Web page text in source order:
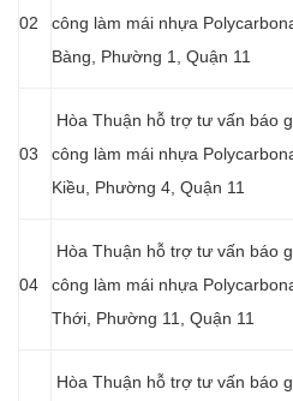
02
công làm mái nhựa
Bàng, Phường 1, Quận 11
03
Hòa Thuận hỗ trợ tư vấn báo
công làm mái nhựa
Kiều, Phường 4, Quận 11
04
Hòa Thuận hỗ trợ tư vấn báo
công làm mái nhựa
Thới, Phường 11, Quận 11
Hòa Thuận hỗ trợ tư vấn báo